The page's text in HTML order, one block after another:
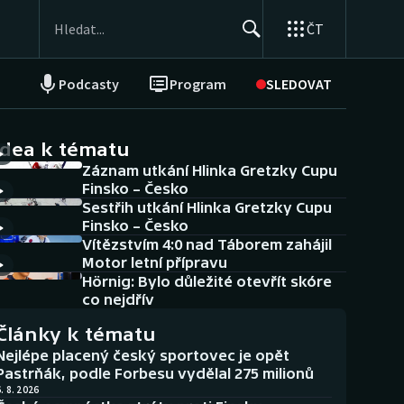
ČT
Podcasty Program SLEDOVAT
NEPŘEHLÉDNĚTE
Historické návraty
Aplikace ČT sport
AZ kvíz
k tématu
Záznam utkání Hlinka Gretzky Cupu
Finsko – Česko
Sestřih utkání Hlinka Gretzky Cupu
Finsko – Česko
Vítězstvím 4:0 nad Táborem zahájil
Motor letní přípravu
Hörnig: Bylo důležité otevřít skóre
co nejdřív
k tématu
placený český sportovec je opět
podle Forbesu vydělal 275 milionů
8. 2026